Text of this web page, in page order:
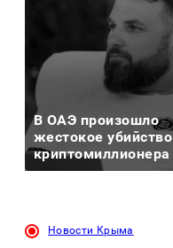
В ОАЭ произошло
жестокое убийство
криптомиллионера
Новости Крыма